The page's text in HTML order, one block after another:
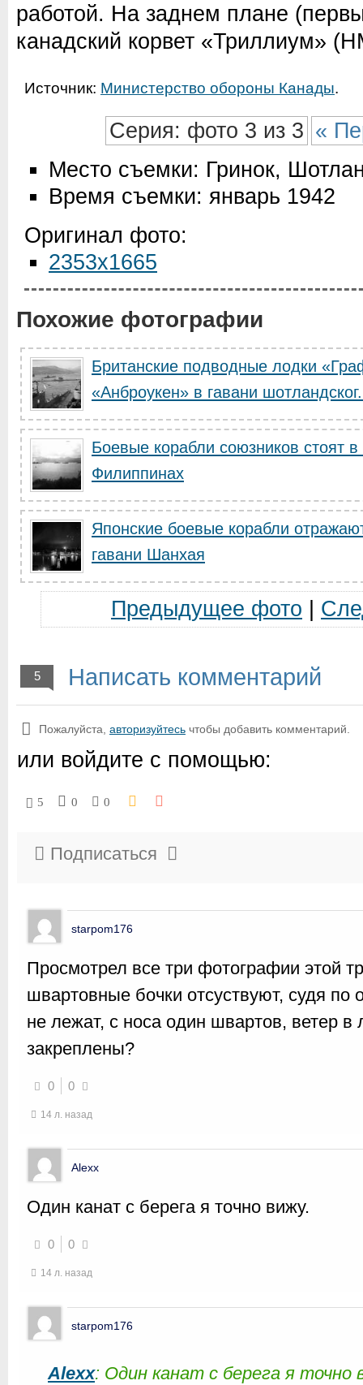
работой. На заднем плане
канадский корвет «Триллиум»
Источник: Министерство обороны Канады.
Серия: фото 3 из 3 «
Место съемки: Гринок,
Время съемки: январь 1942
Оригинал фото:
2353x1665
Похожие фотографии
Британские подводные лодки
«Анброукен» в гавани
Боевые корабли союзников стоят
Филиппинах
Японские боевые корабли
гавани Шанхая
Предыдущее фото
5 Написать комментарий
Пожалуйста, авторизуйтесь чтобы добавить комментарий.
или войдите с помощью:
5 0 0
Подписаться
starpom176
Просмотрел все три фотографии этой
швартовные бочки отсуствуют, судя по
не лежат, с носа один швартов, ветер
закреплены?
0 0
14 л. назад
Alexx
Один канат с берега я точно вижу.
0 0
14 л. назад
starpom176
Alexx: Один канат с берега я точно